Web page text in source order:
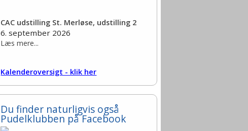
CAC udstilling St. Merløse, udstilling 2
6. september 2026
Læs mere...
Kalenderoversigt - klik her
Du finder naturligvis også
Pudelklubben på Facebook